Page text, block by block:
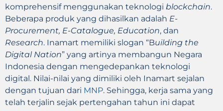
komprehensif menggunakan teknologi blockchain.
Beberapa produk yang dihasilkan adalah E-
Procurement, E-Catalogue, Education, dan
Research. Inamart memiliki slogan “Building the
Digital Nation” yang artinya membangun Negara
Indonesia dengan mengedepankan teknologi
digital. Nilai-nilai yang dimiliki oleh Inamart sejalan
dengan tujuan dari MNP. Sehingga, kerja sama yang
telah terjalin sejak pertengahan tahun ini dapat